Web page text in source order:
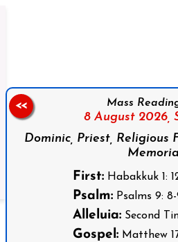
Mass
8 August 2026,
Dominic, Priest, Religious
First: Habakkuk 1:
Psalm: Psalms 9: 8-
Alleluia: Second
Gospel: Matthew
<<